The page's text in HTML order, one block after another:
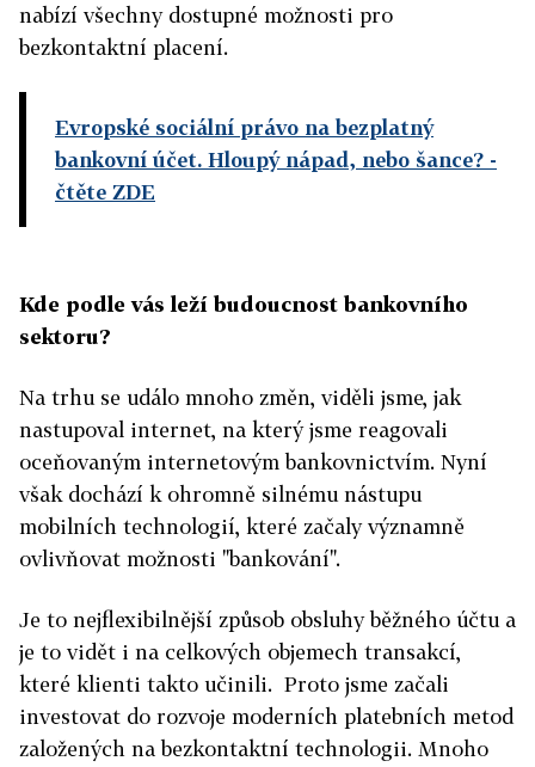
nabízí všechny dostupné možnosti pro
bezkontaktní placení.
Evropské sociální právo na bezplatný
bankovní účet. Hloupý nápad, nebo šance? -
čtěte ZDE
Kde podle vás leží budoucnost bankovního
sektoru?
Na trhu se událo mnoho změn, viděli jsme, jak
nastupoval internet, na který jsme reagovali
oceňovaným internetovým bankovnictvím. Nyní
však dochází k ohromně silnému nástupu
mobilních technologií, které začaly významně
ovlivňovat možnosti "bankování".
Je to nejflexibilnější způsob obsluhy běžného účtu a
je to vidět i na celkových objemech transakcí,
které klienti takto učinili. Proto jsme začali
investovat do rozvoje moderních platebních metod
založených na bezkontaktní technologii. Mnoho